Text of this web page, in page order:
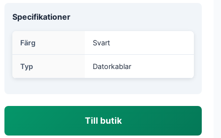
Specifikationer
Färg Svart
Typ Datorkablar
Till butik